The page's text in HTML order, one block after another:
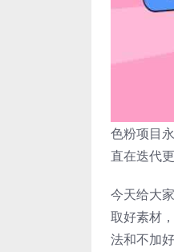
色粉项目
直在迭代
今天给大
取好素材
法和不加